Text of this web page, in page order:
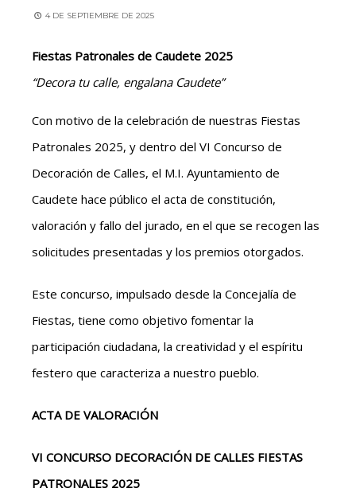
4 DE SEPTIEMBRE DE 2025
Fiestas Patronales de Caudete 2025
“Decora tu calle, engalana Caudete”
Con motivo de la celebración de nuestras Fiestas
Patronales 2025, y dentro del VI Concurso de
Decoración de Calles, el M.I. Ayuntamiento de
Caudete hace público el acta de constitución,
valoración y fallo del jurado, en el que se recogen las
solicitudes presentadas y los premios otorgados.
Este concurso, impulsado desde la Concejalía de
Fiestas, tiene como objetivo fomentar la
participación ciudadana, la creatividad y el espíritu
festero que caracteriza a nuestro pueblo.
ACTA DE VALORACIÓN
VI CONCURSO DECORACIÓN DE CALLES FIESTAS
PATRONALES 2025